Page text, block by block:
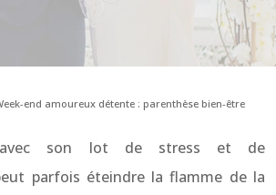
end amoureux détente : parenthèse bien-être
avec son lot de stress et de
parfois éteindre la flamme de la